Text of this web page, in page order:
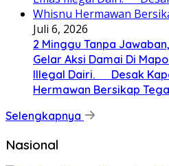
Juli 6, 2026
2 Minggu Tanpa
Gelar Aksi Damai Di
Illegal Dairi. Desak
Hermawan Bersikap
Selengkapnya
Nasional